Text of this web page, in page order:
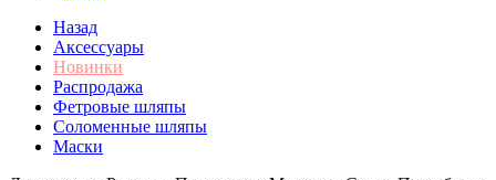
Назад
Аксессуары
Новинки
Распродажа
Фетровые шляпы
Соломенные шляпы
Маски